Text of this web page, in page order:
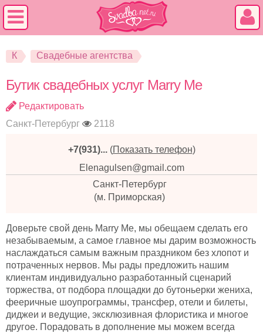
К Свадебные агентства
Бутик свадебных услуг Marry Me
Редактировать
Санкт-Петербург
2118
+7(931)... (Показать телефон)
Elenagulsen@gmail.com
Санкт-Петербург
(м. Приморская)
Доверьте свой день Marry Me, мы обещаем сделать его
незабываемым, а самое главное мы дарим возможность
наслаждаться самым важным праздником без хлопот и
потраченных нервов. Мы рады предложить нашим
клиентам индивидуально разработанный сценарий
торжества, от подбора площадки до бутоньерки жениха,
фееричные шоупрограммы, трансфер, отели и билеты,
диджеи и ведущие, эксклюзивная флористика и многое
другое. Порадовать в дополнение мы можем всегда